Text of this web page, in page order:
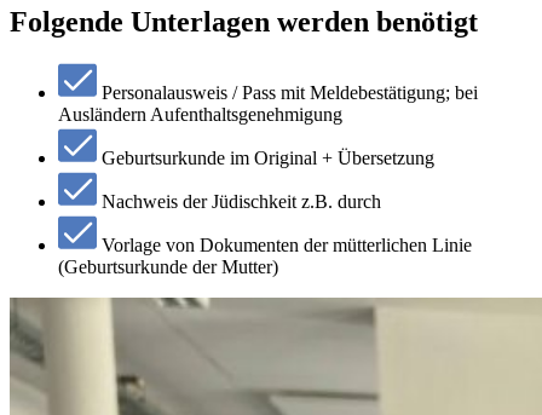
Folgende Unterlagen werden benötigt
Personalausweis / Pass mit Meldebestätigung; bei
Ausländern Aufenthaltsgenehmigung
Geburtsurkunde im Original + Übersetzung
Nachweis der Jüdischkeit z.B. durch
Vorlage von Dokumenten der mütterlichen Linie
(Geburtsurkunde der Mutter)